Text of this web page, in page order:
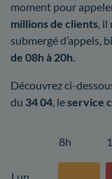
moment pour
millions de clients, il
submergé d’appels,
de 08h à 20h.
Découvrez ci-
du 34 04, leservice
8h